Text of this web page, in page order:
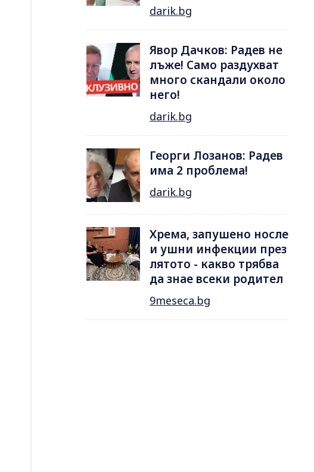
darik.bg
Явор Дачков: Радев не
лъже! Само раздухват
много скандали около
него!
darik.bg
Георги Лозанов: Радев
има 2 проблема!
darik.bg
Хрема, запушено носле
и ушни инфекции през
лятотo - какво трябва
да знае всеки родител
9meseca.bg